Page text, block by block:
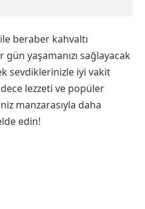
beraber kahvaltı
yaşamanızı sağlayacak
sevdiklerinizle iyi vakit
lezzeti ve popüler
manzarasıyla daha
edin!